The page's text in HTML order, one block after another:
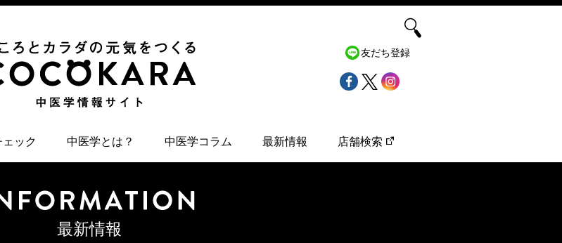
ック 中医学とは？ 中医学コラム 最新情報 店舗検索
友だち登録
最新情報